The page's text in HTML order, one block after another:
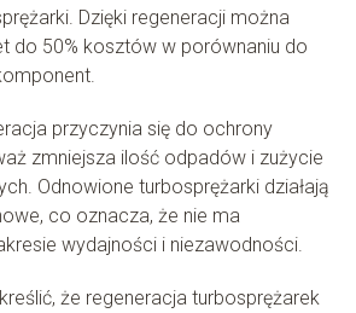
Dzięki regeneracji można
do 50% kosztów w porównaniu do
przyczynia się do ochrony
zmniejsza ilość odpadów i zużycie
Odnowione turbosprężarki działają
co oznacza, że nie ma
wydajności i niezawodności.
że regeneracja turbosprężarek